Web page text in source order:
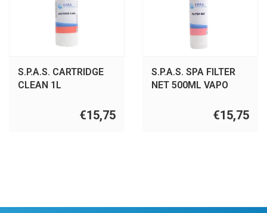
S.P.A.S. CARTRIDGE
CLEAN 1L
€15,75
S.P.A.S. SPA FILTER
NET 500ML VAPO
€15,75